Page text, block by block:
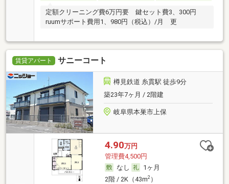
定額クリーニング費6万円要 鍵セット費3、300円
ruumサポート費用1、980円（税込）/月 更
賃貸アパート サニーコート
樽見鉄道 糸貫駅 徒歩9分
築23年7ヶ月 / 2階建
岐阜県本巣市上保
4.90万円
管理費4,500円
なし
1ヶ月
2階 / 2K（43m2）